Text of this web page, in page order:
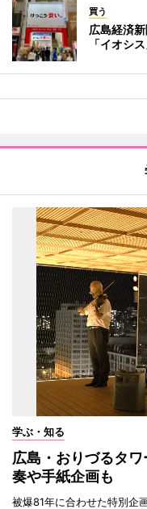
買う
広島経済
「イオシ
学ぶ・知る
広島・おりづるタ
奏や手紙企画も
被爆81年に合わせた特別企